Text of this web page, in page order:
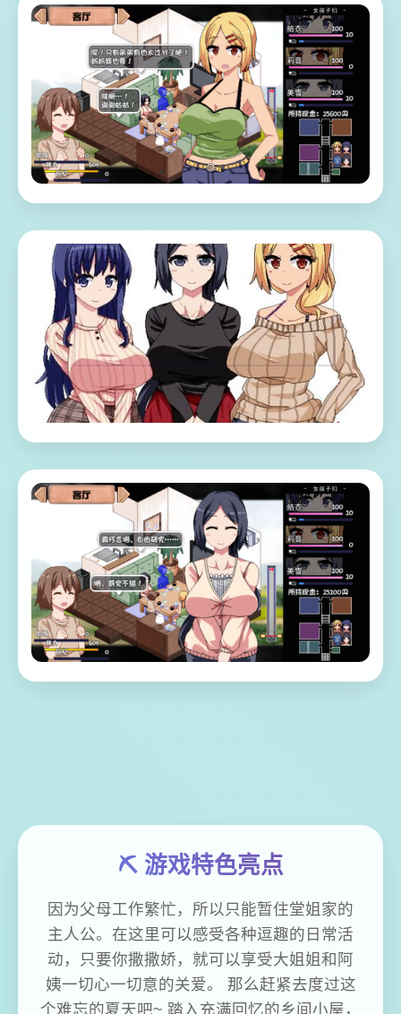
⛏️ 游戏特色亮点
因为父母工作繁忙，所以只能暂住堂姐家的
主人公。在这里可以感受各种逗趣的日常活
动，只要你撒撒娇，就可以享受大姐姐和阿
姨一切心一切意的关爱。 那么赶紧去度过这
个难忘的夏天吧~ 踏入充满回忆的乡间小屋，